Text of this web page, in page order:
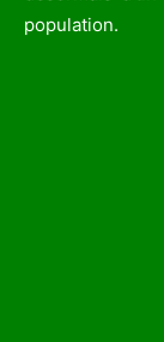
population.